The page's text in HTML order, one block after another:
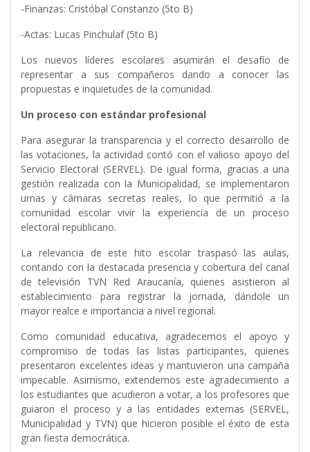
-Finanzas: Cristóbal Constanzo (5to B)
-Actas: Lucas Pinchulaf (5to B)
Los nuevos líderes escolares asumirán el desafío de
representar a sus compañeros dando a conocer las
propuestas e inquietudes de la comunidad.
Un proceso con estándar profesional
Para asegurar la transparencia y el correcto desarrollo de
las votaciones, la actividad contó con el valioso apoyo del
Servicio Electoral (SERVEL). De igual forma, gracias a una
gestión realizada con la Municipalidad, se implementaron
urnas y cámaras secretas reales, lo que permitió a la
comunidad escolar vivir la experiencia de un proceso
electoral republicano.
La relevancia de este hito escolar traspasó las aulas,
contando con la destacada presencia y cobertura del canal
de televisión TVN Red Araucanía, quienes asistieron al
establecimiento para registrar la jornada, dándole un
mayor realce e importancia a nivel regional.
Como comunidad educativa, agradecemos el apoyo y
compromiso de todas las listas participantes, quienes
presentaron excelentes ideas y mantuvieron una campaña
impecable. Asimismo, extendemos este agradecimiento a
los estudiantes que acudieron a votar, a los profesores que
guiaron el proceso y a las entidades externas (SERVEL,
Municipalidad y TVN) que hicieron posible el éxito de esta
gran fiesta democrática.